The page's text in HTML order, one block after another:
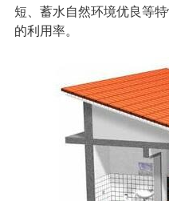
短、蓄水自然环境优良等
的利用率。